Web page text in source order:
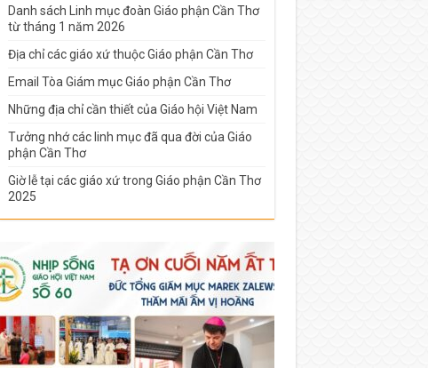
Danh sách Linh mục đoàn Giáo phận Cần Thơ
từ tháng 1 năm 2026
Địa chỉ các giáo xứ thuộc Giáo phận Cần Thơ
Email Tòa Giám mục Giáo phận Cần Thơ
Những địa chỉ cần thiết của Giáo hội Việt Nam
Tưởng nhớ các linh mục đã qua đời của Giáo
phận Cần Thơ
Giờ lễ tại các giáo xứ trong Giáo phận Cần Thơ
2025